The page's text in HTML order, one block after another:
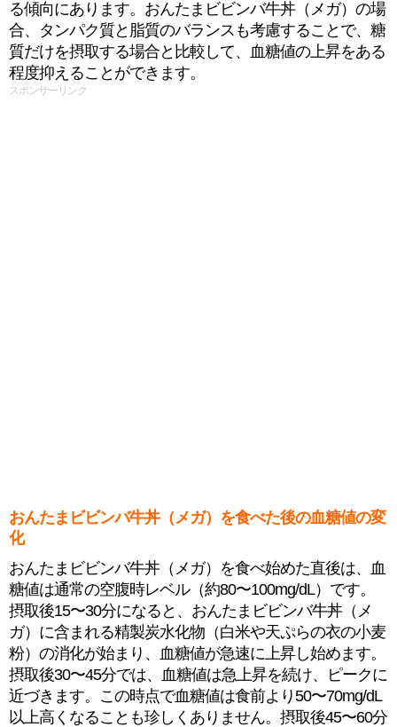
る傾向にあります。おんたまビビンバ牛丼（メガ）の場
合、タンパク質と脂質のバランスも考慮することで、糖
質だけを摂取する場合と比較して、血糖値の上昇をある
程度抑えることができます。
スポンサーリンク
おんたまビビンバ牛丼（メガ）を食べた後の血糖値の変
化
おんたまビビンバ牛丼（メガ）を食べ始めた直後は、血
糖値は通常の空腹時レベル（約80〜100mg/dL）です。
摂取後15〜30分になると、おんたまビビンバ牛丼（メ
ガ）に含まれる精製炭水化物（白米や天ぷらの衣の小麦
粉）の消化が始まり、血糖値が急速に上昇し始めます。
摂取後30〜45分では、血糖値は急上昇を続け、ピークに
近づきます。この時点で血糖値は食前より50〜70mg/dL
以上高くなることも珍しくありません。摂取後45〜60分